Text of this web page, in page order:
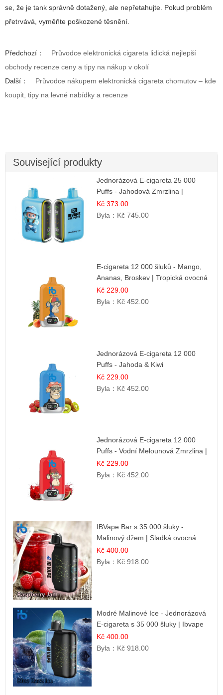
se, že je tank správně dotažený, ale nepřetahujte. Pokud problém
přetrvává, vyměňte poškozené těsnění.
Předchozí：
Průvodce elektronická cigareta lidická nejlepší
obchody recenze ceny a tipy na nákup v okolí
Další：
Průvodce nákupem elektronická cigareta chomutov – kde
koupit, tipy na levné nabídky a recenze
Související produkty
Jednorázová E-cigareta 25 000
Puffs - Jahodová Zmrzlina |
Krémová sladká příchuť
Kč 373.00
Byla： Kč 745.00
E-cigareta 12 000 šluků - Mango,
Ananas, Broskev | Tropická ovocná
směs
Kč 229.00
Byla： Kč 452.00
Jednorázová E-cigareta 12 000
Puffs - Jahoda & Kiwi
Kč 229.00
Byla： Kč 452.00
Jednorázová E-cigareta 12 000
Puffs - Vodní Melounová Zmrzlina |
Letní dezertní příchuť
Kč 229.00
Byla： Kč 452.00
IBVape Bar s 35 000 šluky -
Malinový džem | Sladká ovocná
příchuť
Kč 400.00
Byla： Kč 918.00
Modré Malinové Ice - Jednorázová
E-cigareta s 35 000 šluky | Ibvape
Kč 400.00
Byla： Kč 918.00